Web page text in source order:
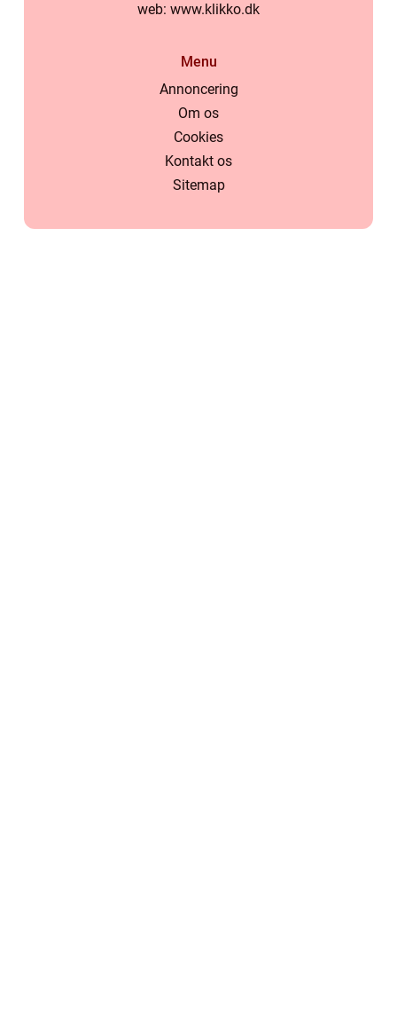
web: www.klikko.dk
Menu
Annoncering
Om os
Cookies
Kontakt os
Sitemap